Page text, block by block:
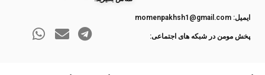
ایمیل: momenpakhsh1@gmail.com
پخش مومن در شبکه های اجتماعی: